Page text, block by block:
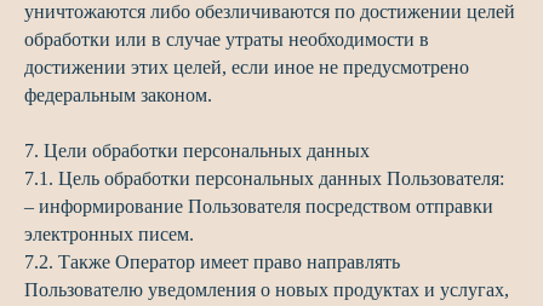
уничтожаются либо обезличиваются по достижении целей
обработки или в случае утраты необходимости в
достижении этих целей, если иное не предусмотрено
федеральным законом.
7. Цели обработки персональных данных
7.1. Цель обработки персональных данных Пользователя:
– информирование Пользователя посредством отправки
электронных писем.
7.2. Также Оператор имеет право направлять
Пользователю уведомления о новых продуктах и услугах,